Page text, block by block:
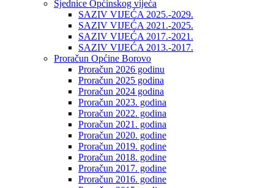
Sjednice Općinskog vijeća
SAZIV VIJEĆA 2025.-2029.
SAZIV VIJEĆA 2021.-2025.
SAZIV VIJEĆA 2017.-2021.
SAZIV VIJEĆA 2013.-2017.
Proračun Općine Borovo
Proračun 2026 godinu
Proračun 2025 godina
Proračun 2024 godina
Proračun 2023. godina
Proračun 2022. godina
Proračun 2021. godina
Proračun 2020. godine
Proračun 2019. godine
Proračun 2018. godine
Proračun 2017. godine
Proračun 2016. godine